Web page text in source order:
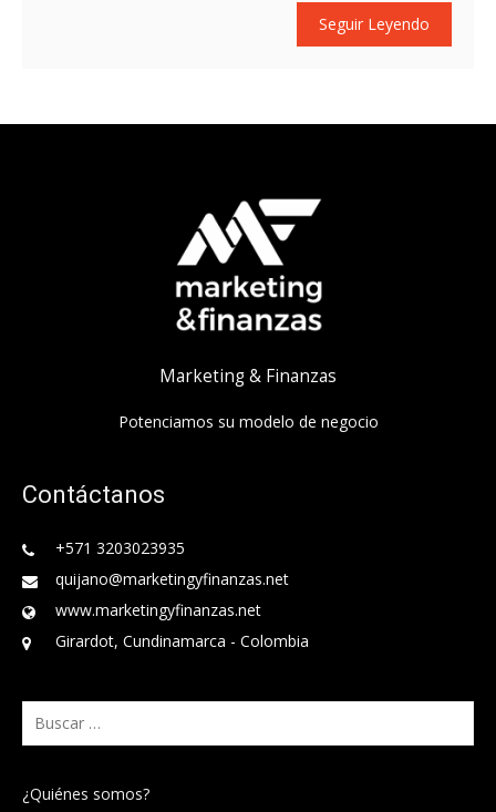
Seguir Leyendo
Marketing & Finanzas
Potenciamos su modelo de negocio
Contáctanos
+571 3203023935
quijano@marketingyfinanzas.net
www.marketingyfinanzas.net
Girardot, Cundinamarca - Colombia
Buscar:
¿Quiénes somos?